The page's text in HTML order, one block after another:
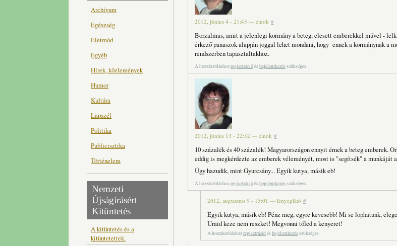
Archívum
Egészség
Életmód
Egyéb
Hírek, közlemények
Humor
Kultúra
Lapszél
Politika
Publicisztika
Történelem
Nemzeti
Újságírásért
Kitüntetés
A kitüntetés és a
kitüntetettek.
2012, június 4 - 21:43 — elnok #
Borzalmas, amit a jelenlegi kormány a beteg, elesett emberekkel művel -
érkező panaszok alapján joggal lehet mondani, hogy ennek a kormánynak a
rendszerben tapasztaltakhoz.
A hozzászóláshozregisztrációésbejelentkezésszükséges
2012, június 13 - 22:52 — elnok #
10 százalék és 40 százalék! Magyarországon ennyit érnek a beteg emberek.
eddig is megkérdezte az emberek véleményét, most is "segítsék" a munkáját
Úgy hazudik, mint Gyurcsány... Egyik kutya, másik eb!
A hozzászóláshozregisztrációésbejelentkezésszükséges
2012, augusztus 9 - 15:01 — lényeglátó #
Egyik kutya, másik eb! Pénz meg, egyre kevesebb! Mi se lophatunk,
Uraid keze nem reszket! Megvonni tőled a kenyeret!
A hozzászóláshozregisztrációésbejelentkezésszükséges